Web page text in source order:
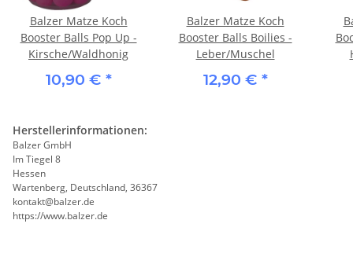
Balzer Matze Koch
Booster Balls Pop Up -
Kirsche/Waldhonig
10,90 € *
Balzer Matze Koch
Booster Balls Boilies -
Leber/Muschel
12,90 € *
Herstellerinformationen:
Balzer GmbH
Im Tiegel 8
Hessen
Wartenberg, Deutschland, 36367
kontakt@balzer.de
https://www.balzer.de